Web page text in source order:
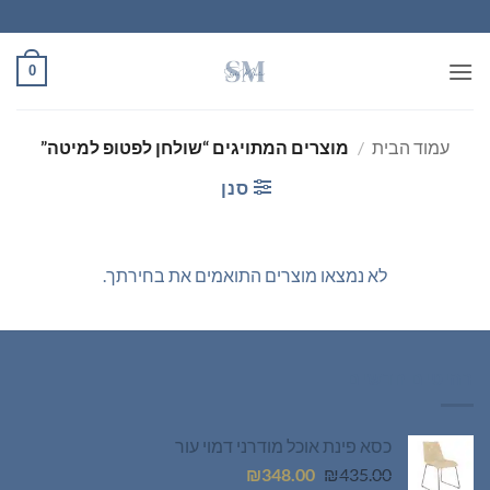
to
content
0
עמוד הבית / מוצרים המתויגים “שולחן לפטופ למיטה”
סנן
לא נמצאו מוצרים התואמים את בחירתך.
כסא פינת אוכל מודרני דמוי עור
₪435.00
המחיר ₪348.00
המחיר